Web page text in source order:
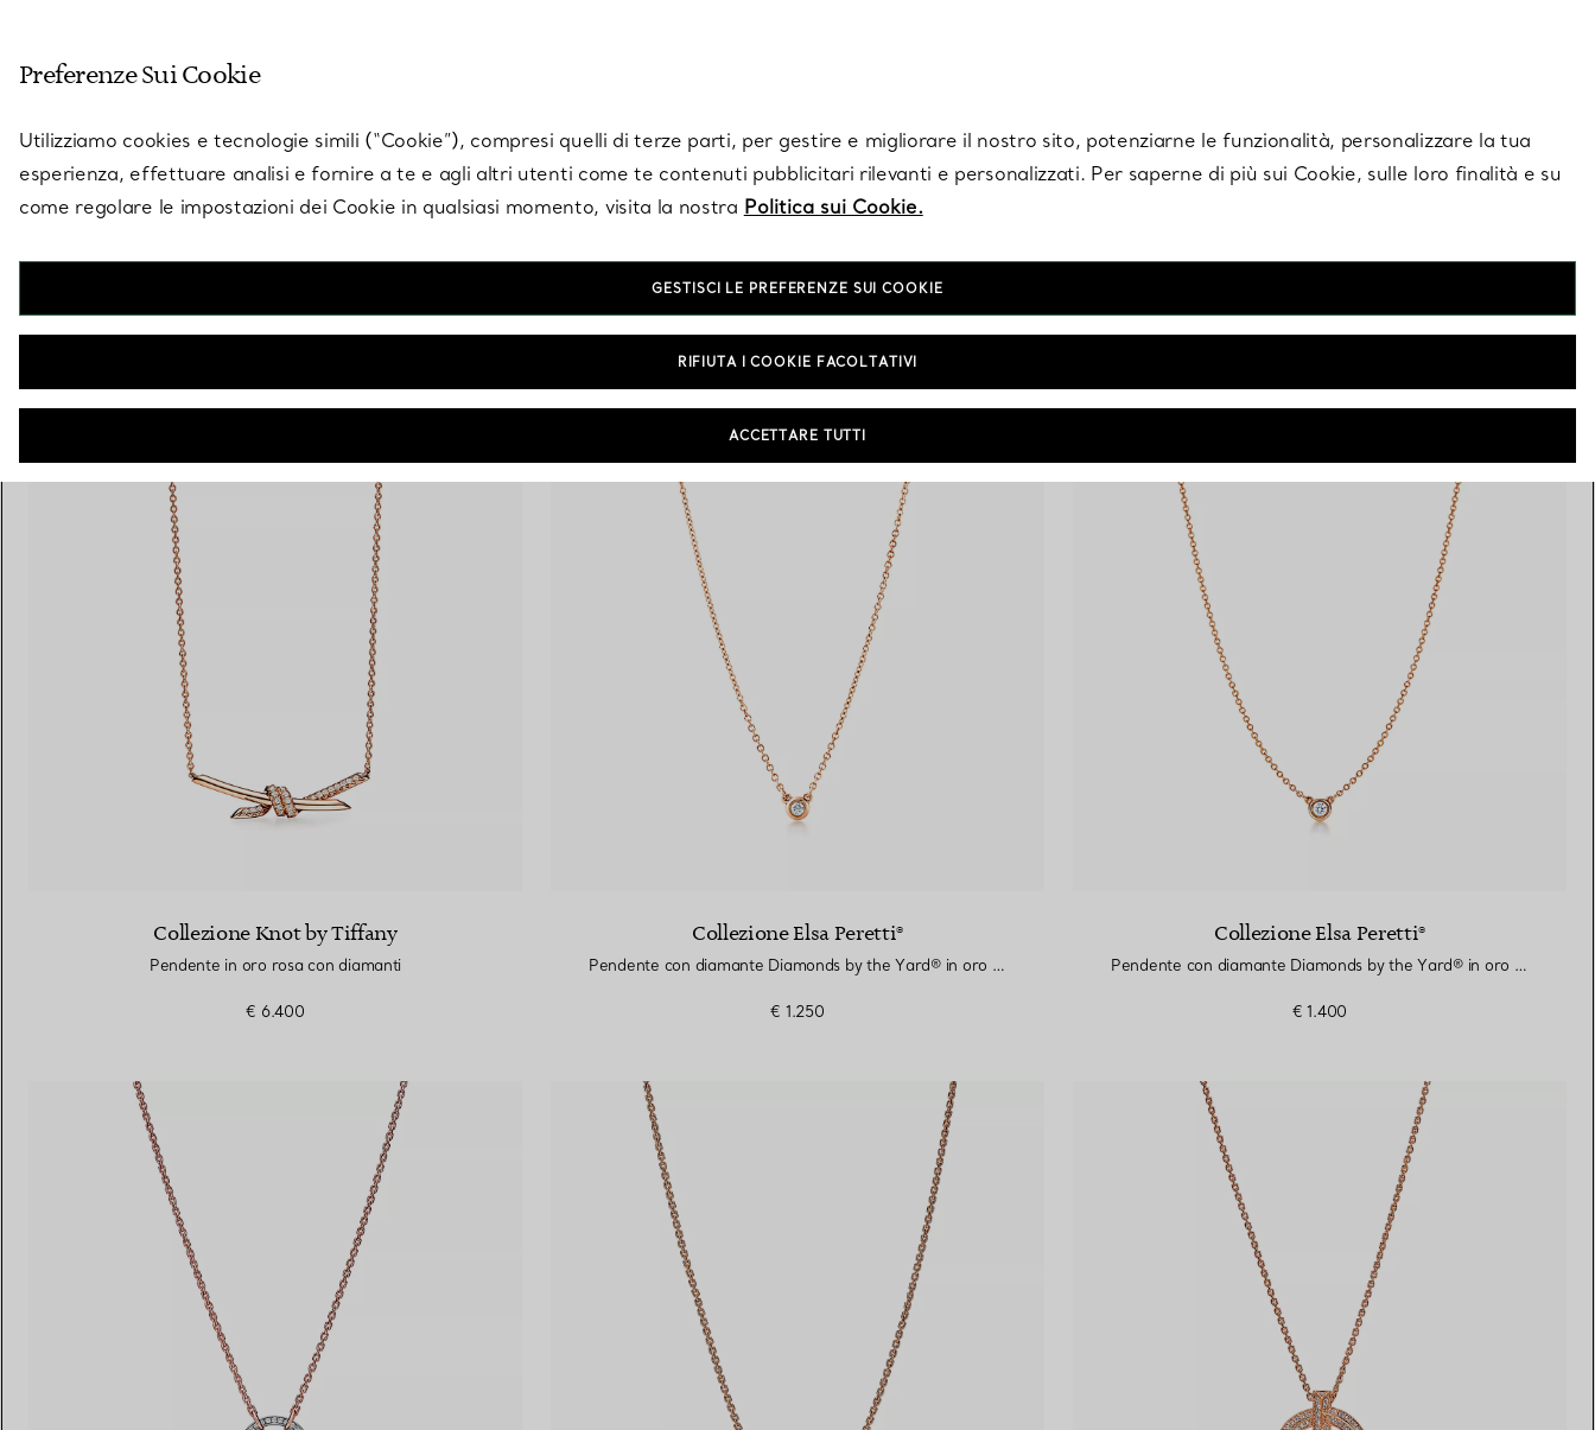
Fedi per Lei Anelli per coppie Eternity Rings Elsa Peretti®
Come scegliere il tuo anello di
fidanzamento
appuntamento con un esperto di diamanti Tiffany.
16 PRODOTTI
Collane lunghe in Oro rosa
con Diamanti
FILTRI
Collezione Knot by Tiffany
Pendente in oro rosa con diamanti
€ 6.400
Collezione Elsa Peretti®
Pendente con diamante Diamonds by the Yard® in oro rosa
€ 1.250
Collezione Elsa Peretti®
Pendente con diamante Diamonds by the Yard® in oro rosa
€ 1.400
Preferenze Sui Cookie
Utilizziamo cookies e tecnologie simili (“Cookie”), compresi quelli di terze parti, per gestire e migliorare il nostro sito, potenziarne le funzionalità, personalizzare la tua
esperienza, effettuare analisi e fornire a te e agli altri utenti come te contenuti pubblicitari rilevanti e personalizzati. Per saperne di più sui Cookie, sulle loro finalità e su
come regolare le impostazioni dei Cookie in qualsiasi momento, visita la nostra Politica sui Cookie.
GESTISCI LE PREFERENZE SUI COOKIE
RIFIUTA I COOKIE FACOLTATIVI
ACCETTARE TUTTI